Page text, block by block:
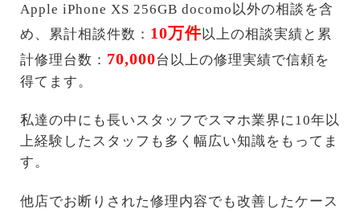
Apple iPhone XS 256GB docomo以外の相談を含
め、累計相談件数： 10万件以上の相談実績と累
計修理台数： 70,000台以上の修理実績で信頼を
得てます。
私達の中にも長いスタッフでスマホ業界に10年以
上経験したスタッフも多く幅広い知識をもってま
す。
他店でお断りされた修理内容でも改善したケース